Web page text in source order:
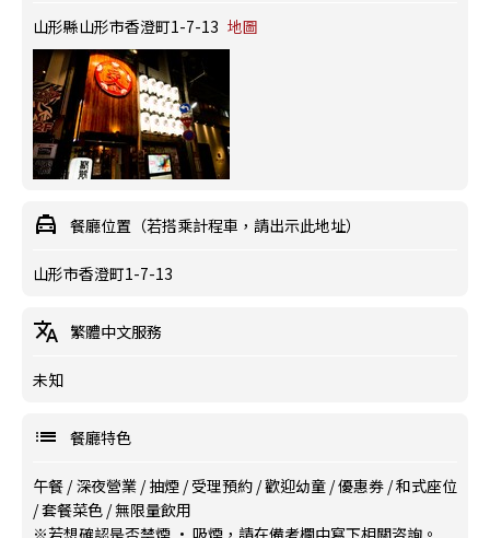
山形縣山形市香澄町1-7-13 地圖
餐廳位置（若搭乘計程車，請出示此地址）
山形市香澄町1-7-13
繁體中文服務
未知
餐廳特色
午餐 /深夜營業 /抽煙 /受理預約 /歡迎幼童 /優惠券 /和式座位
/套餐菜色 /無限量飲用
※若想確認是否禁煙 · 吸煙，請在備考欄中寫下相關咨詢。